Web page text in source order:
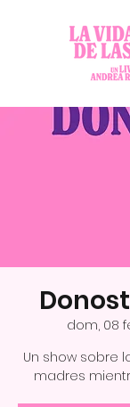
dom, 08
Un show sobre
madres